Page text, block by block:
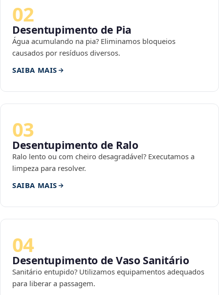
02
Desentupimento de Pia
Água acumulando na pia? Eliminamos bloqueios
causados por resíduos diversos.
SAIBA MAIS
03
Desentupimento de Ralo
Ralo lento ou com cheiro desagradável? Executamos a
limpeza para resolver.
SAIBA MAIS
04
Desentupimento de Vaso Sanitário
Sanitário entupido? Utilizamos equipamentos adequados
para liberar a passagem.